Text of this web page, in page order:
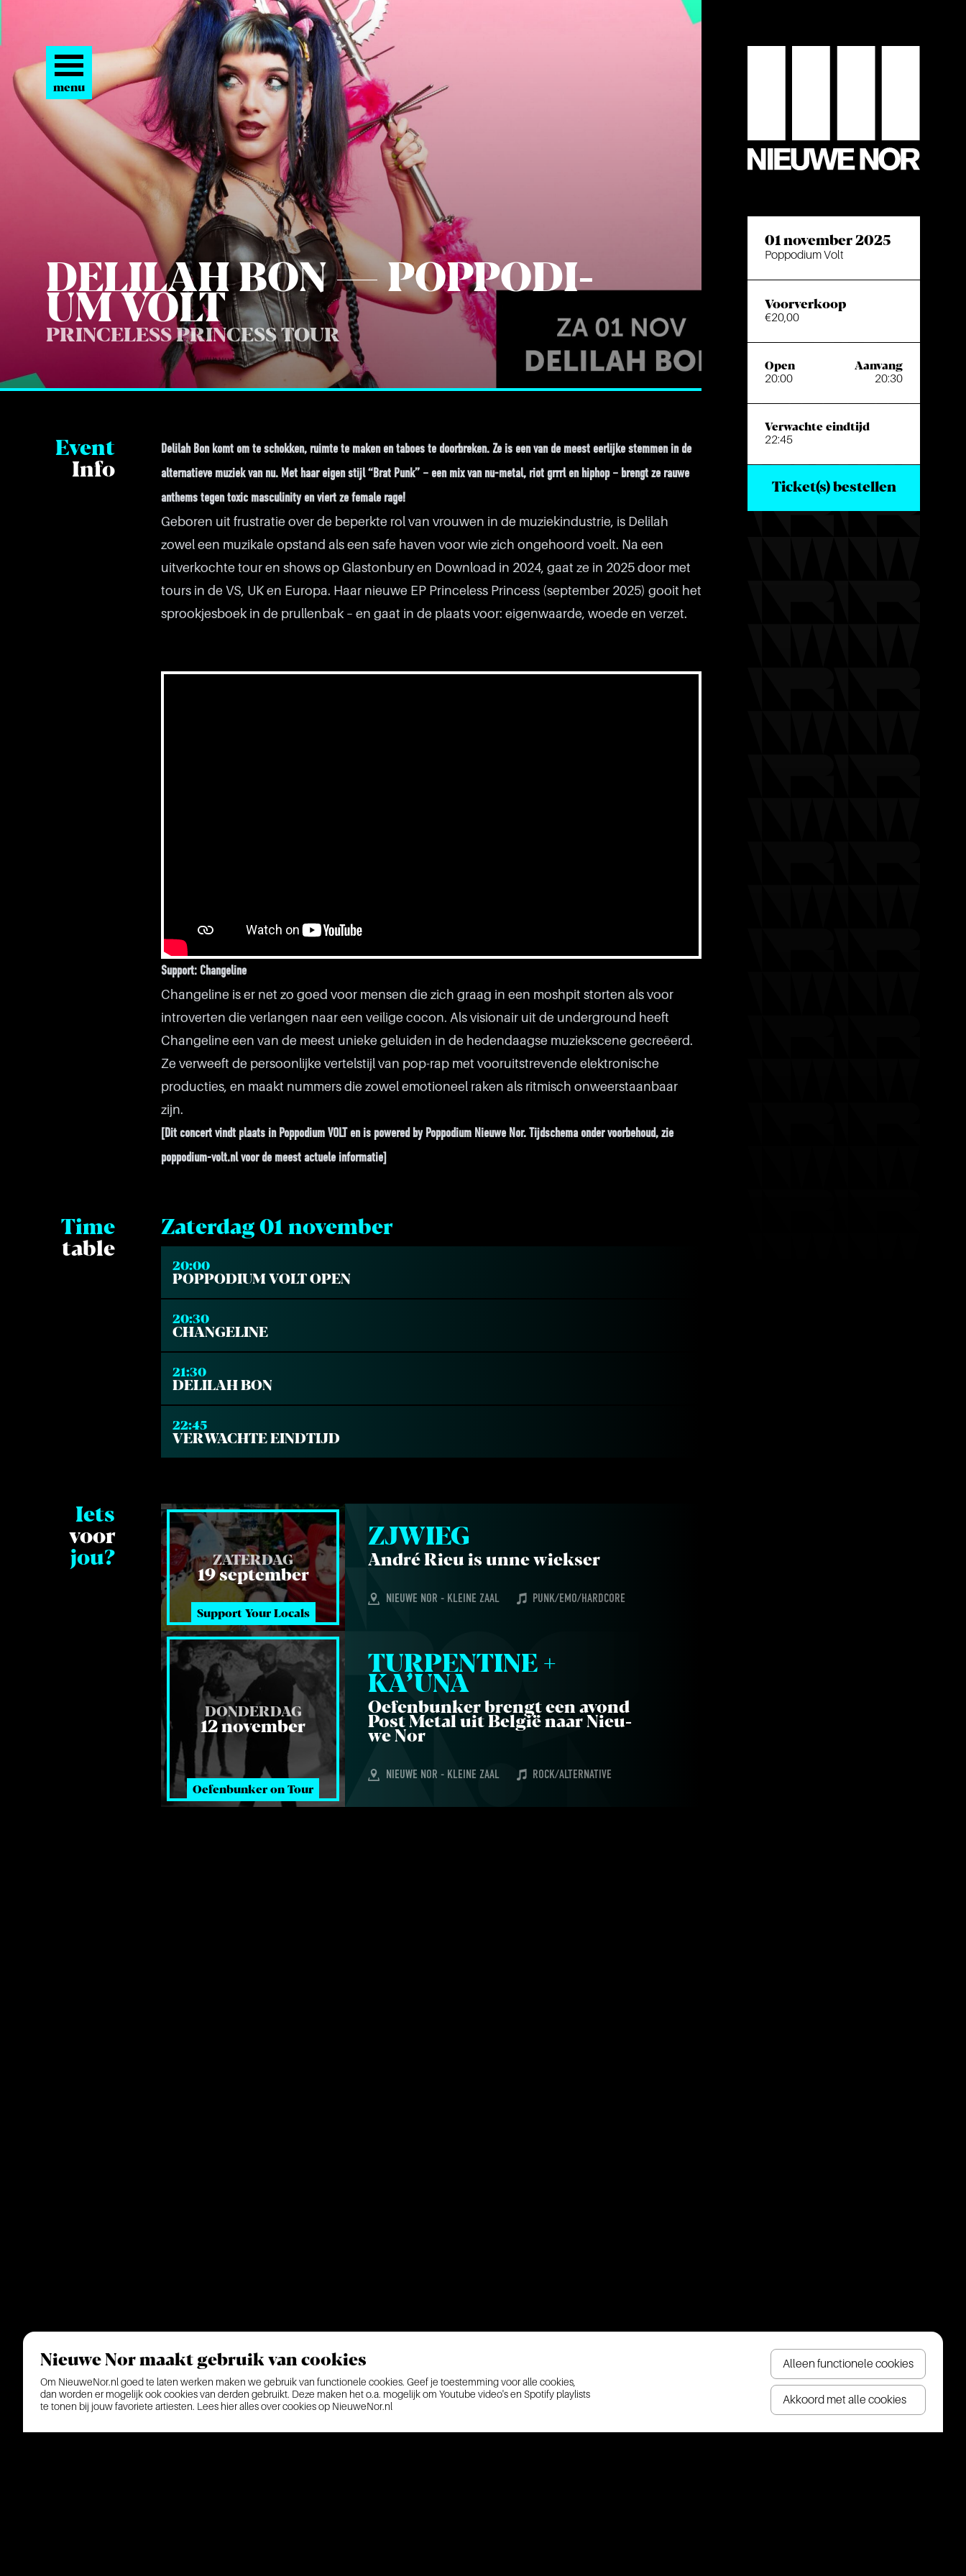
menu
DELI­LAH BON — POP­PO­DI­
UM VOLT
PRINCELESS PRINCESS TOUR
Event
Info
Delilah Bon komt om te schokken, ruimte te maken en taboes te doorbreken. Ze is een van de meest eerlijke stemmen in de
alternatieve muziek van nu. Met haar eigen stijl “Brat Punk” – een mix van nu-metal, riot grrrl en hiphop – brengt ze rauwe
anthems tegen toxic masculinity en viert ze female rage!
Geboren uit frustratie over de beperkte rol van vrouwen in de muziekindustrie, is Delilah
zowel een muzikale opstand als een safe haven voor wie zich ongehoord voelt. Na een
uitverkochte tour en shows op Glastonbury en Download in 2024, gaat ze in 2025 door met
tours in de VS, UK en Europa. Haar nieuwe EP Princeless Princess (september 2025) gooit het
sprookjesboek in de prullenbak – en gaat in de plaats voor: eigenwaarde, woede en verzet.
Support: Changeline
Changeline is er net zo goed voor mensen die zich graag in een moshpit storten als voor
introverten die verlangen naar een veilige cocon. Als visionair uit de underground heeft
Changeline een van de meest unieke geluiden in de hedendaagse muziekscene gecreëerd.
Ze verweeft de persoonlijke vertelstijl van pop-rap met vooruitstrevende elektronische
producties, en maakt nummers die zowel emotioneel raken als ritmisch onweerstaanbaar
zijn.
[Dit concert vindt plaats in Poppodium VOLT en is powered by Poppodium Nieuwe Nor. Tijdschema onder voorbehoud, zie
poppodium-volt.nl voor de meest actuele informatie]
Time
table
Zaterdag 01 november
20:00
POPPODIUM VOLT OPEN
20:30
CHANGELINE
21:30
DELILAH BON
22:45
VERWACHTE EINDTIJD
Iets
voor
jou?
Support Your Locals
ZATERDAG
19 september
ZJWIEG
André Rieu is unne wiekser
NIEUWE NOR - KLEINE ZAAL PUNK/EMO/HARDCORE
Oefenbunker on Tour
DONDERDAG
12 november
TUR­PEN­TI­NE +
KA’UNA
Oefen­bun­ker brengt een avond
Post Metal uit Bel­gië naar Nieu­
we Nor
NIEUWE NOR - KLEINE ZAAL ROCK/ALTERNATIVE
01 november 2025
Poppodium Volt
Voorverkoop
€20,00
Open
20:00
Aanvang
20:30
Verwachte eindtijd
22:45
Ticket(s) bestellen
Nieuwe Nor maakt gebruik van cookies
Om NieuweNor.nl goed te laten werken maken we gebruik van functionele cookies. Geef je toestemming voor alle cookies,
dan worden er mogelijk ook cookies van derden gebruikt. Deze maken het o.a. mogelijk om Youtube video's en Spotify playlists
te tonen bij jouw favoriete artiesten. Lees hier alles over cookies op NieuweNor.nl
Alleen functionele cookies
Akkoord met alle cookies